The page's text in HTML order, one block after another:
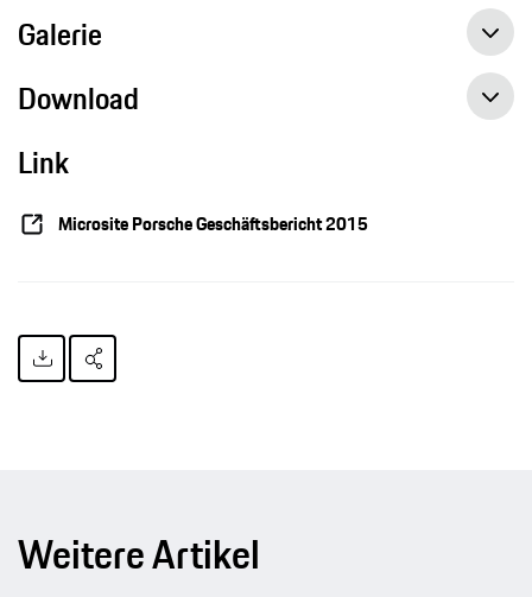
Galerie
Download
Link
Microsite Porsche Geschäftsbericht 2015
Weitere Artikel